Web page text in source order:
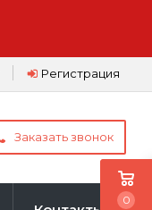
Регистрация
Заказать звонок
0